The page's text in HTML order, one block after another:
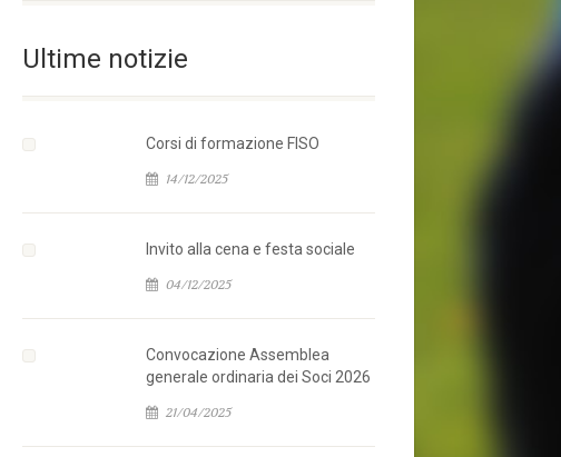
Ultime notizie
Corsi di formazione FISO
14/12/2025
Invito alla cena e festa sociale
04/12/2025
Convocazione Assemblea
generale ordinaria dei Soci 2026
21/04/2025